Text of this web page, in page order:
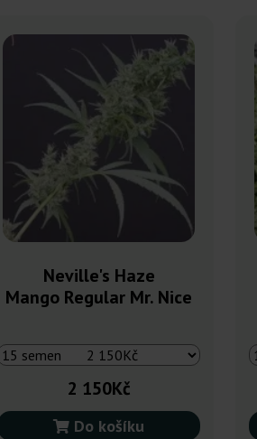
Neville's Haze
Mango Regular Mr. Nice
2 150Kč
Do košíku